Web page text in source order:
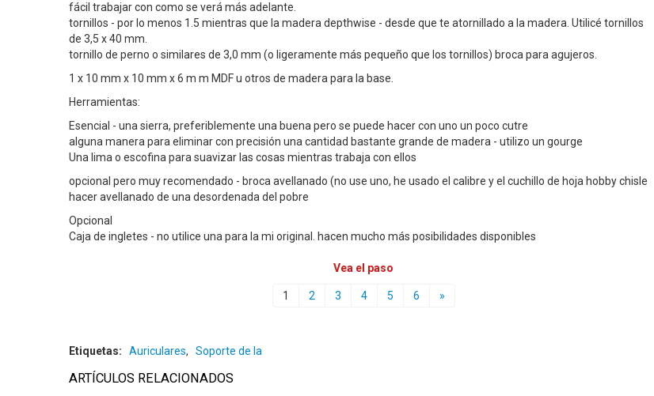
fácil trabajar con como se verá más adelante.
tornillos - por lo menos 1.5 mientras que la madera depthwise - desde que te atornillado a la madera. Utilicé tornillos
de 3,5 x 40 mm.
tornillo de perno o similares de 3,0 mm (o ligeramente más pequeño que los tornillos) broca para agujeros.
1 x 10 mm x 10 mm x 6 m m MDF u otros de madera para la base.
Herramientas:
Esencial - una sierra, preferiblemente una buena pero se puede hacer con uno un poco cutre
alguna manera para eliminar con precisión una cantidad bastante grande de madera - utilizo un gourge
Una lima o escofina para suavizar las cosas mientras trabaja con ellos
opcional pero muy recomendado - broca avellanado (no use uno, he usado el calibre y el cuchillo de hoja hobby chisle
hacer avellanado de una desordenada del pobre
Opcional
Caja de ingletes - no utilice una para la mi original. hacen mucho más posibilidades disponibles
Vea el paso
1 2 3 4 5 6 »
Etiquetas: Auriculares, Soporte de la
ARTÍCULOS RELACIONADOS